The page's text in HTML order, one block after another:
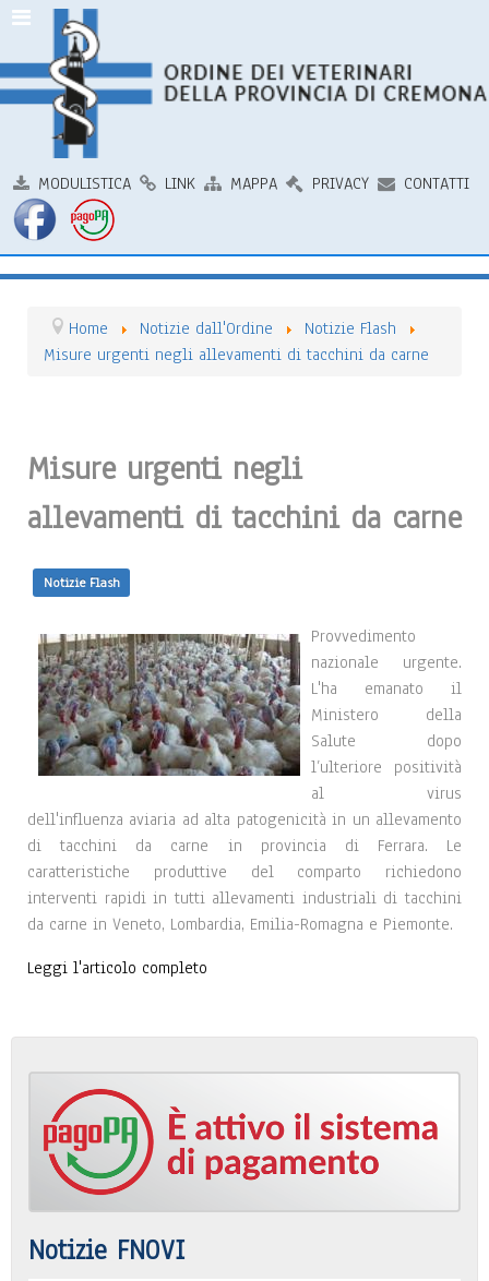
MODULISTICA LINK MAPPA PRIVACY CONTATTI
Home Notizie dall'Ordine
Notizie Flash
Misure urgenti negli allevamenti di tacchini da carne
Misure urgenti negli
allevamenti di tacchini da carne
Notizie Flash
Provvedimento
nazionale urgente.
L'ha emanato il
Ministero della
Salute dopo
l’ulteriore positività
al virus
dell'influenza aviaria ad alta patogenicità in un allevamento
di tacchini da carne in provincia di Ferrara. Le
caratteristiche produttive del comparto richiedono
interventi rapidi in tutti allevamenti industriali di tacchini
da carne in Veneto, Lombardia, Emilia-Romagna e Piemonte.
Leggi l'articolo completo
Notizie FNOVI